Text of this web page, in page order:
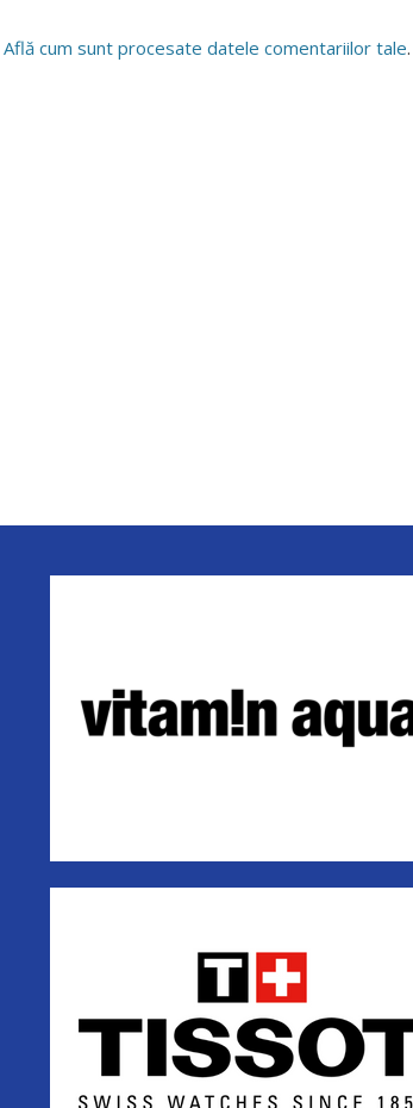
Află cum sunt procesate datele comentariilor tale.